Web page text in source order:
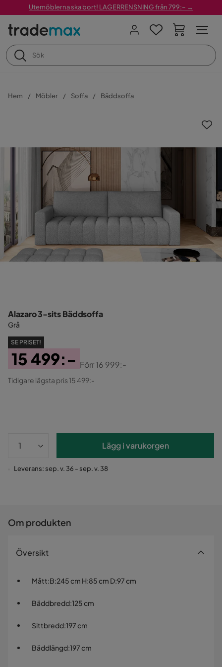
Utemöblerna ska bort! LAGERRENSNING från 799:– →
Hem Möbler Soffa Bäddsoffa
Alazaro 3-sits Bäddsoffa
Grå
SE PRISET!
Pris
15 499:-
Original
Förr16 999:-
Tidigare lägsta pris 15 499:-
Lägg i varukorgen
Leverans: sep. v. 36 - sep. v. 38
Om produkten
Översikt
Mått:B:245 cm H:85 cm D:97 cm
Bäddbredd:125 cm
Sittbredd:197 cm
Bäddlängd:197 cm